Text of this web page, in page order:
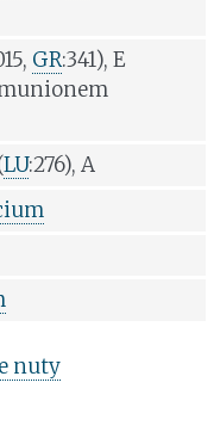
GR:341), E
LU:276), A
nuty